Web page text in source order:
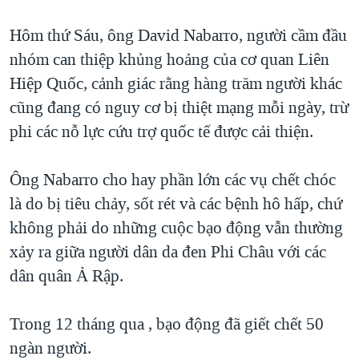
"Tìm"NGƯỜI VIỆT HẢI NGOẠI
ĐỜI SỐNG
KINH TẾ
KHOA HỌC
VĂN HOÁ
THỂ THAO
GIÁO DỤC
HÀNH TRÌNH BẦU CỬ 2024
MỘT NĂM CHIẾN TRANH TẠI DẢI GAZA
GIẢI MÃ VÀNH ĐAI & CON ĐƯỜNG
NGÀY TỊ NẠN THẾ GIỚI
GROUND ZERO – XƯA VÀ NAY
CHI PHÍ CHIẾN TRANH AFGHANISTAN
CÁC GIÁ TRỊ CỘNG HÒA Ở VIỆT NAM
THƯỢNG ĐỈNH TRUMP-KIM TẠI VIỆT NAM
NGƯ DÂN VIỆT VÀ LÀN SÓNG TRỘM HẢI SÂM
VIDEO
NGHE
MẠNG XÃ HỘI
Ngôn ngữ khác
Hôm thứ Sáu, ông David Nabarro, người cầm đầu
nhóm can thiệp khủng hoảng của cơ quan Liên
Hiệp Quốc, cảnh giác rằng hàng trăm người khác
cũng đang có nguy cơ bị thiệt mạng mỗi ngày, trừ
phi các nỗ lực cứu trợ quốc tế được cải thiện.
Ông Nabarro cho hay phần lớn các vụ chết chóc
là do bị tiêu chảy, sốt rét và các bệnh hô hấp, chứ
không phải do những cuộc bạo động vẫn thường
xảy ra giữa người dân da đen Phi Châu với các
dân quân Ả Rập.
Trong 12 tháng qua , bạo động đã giết chết 50
ngàn người.